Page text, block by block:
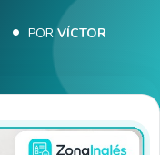
PORVÍCTOR